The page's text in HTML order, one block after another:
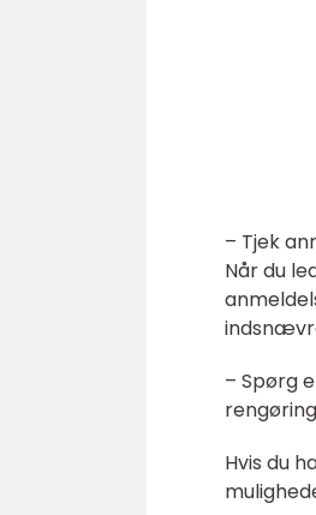
– Tjek
Når du
– Spørg
Hvis du